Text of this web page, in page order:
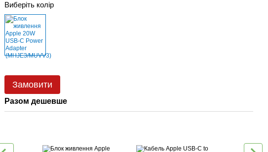
Виберіть колір
Замовити
Разом дешевше